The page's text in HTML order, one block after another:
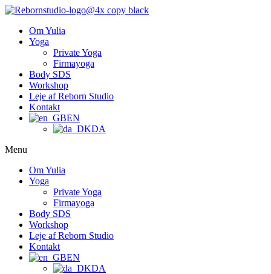
Om Yulia
Yoga
Private Yoga
Firmayoga
Body SDS
Workshop
Leje af Reborn Studio
Kontakt
EN
DA
Menu
Om Yulia
Yoga
Private Yoga
Firmayoga
Body SDS
Workshop
Leje af Reborn Studio
Kontakt
EN
DA